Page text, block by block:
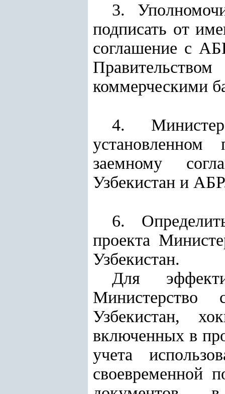
3.
подписать от
соглашение с
коммерческими
4.
заемному
Узбекистан и
6.
проекта
Узбекистан.
Для
Министерство
Узбекистан,
включенных в
учета
своевременной